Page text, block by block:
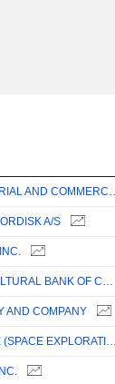
A/S
AND COMPANY
SPACEX (SPACE EXPLORATION TECHNOLOGIES)